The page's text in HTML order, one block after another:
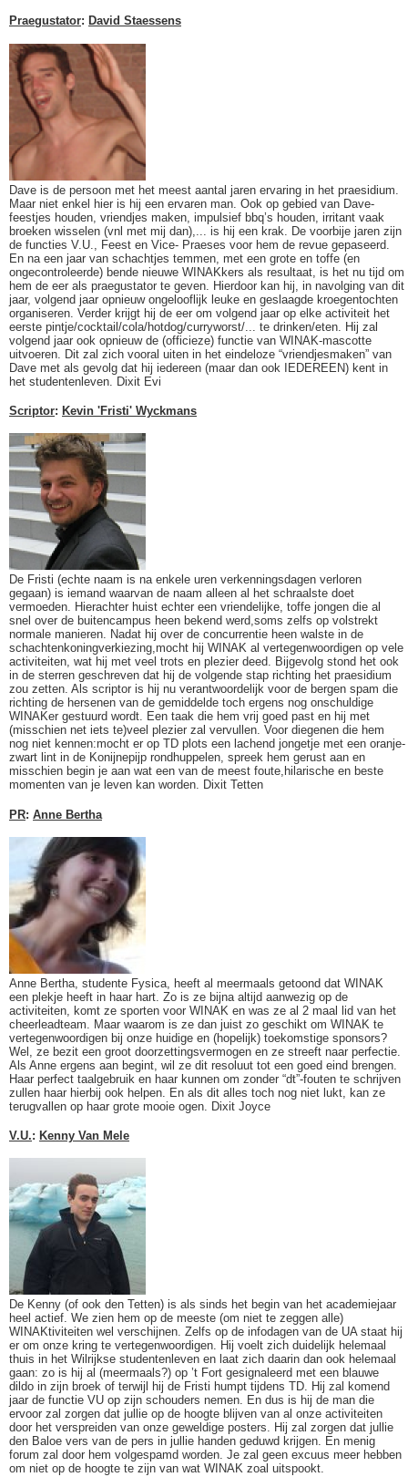
Praegustator: David Staessens
Dave is de persoon met het meest aantal jaren ervaring in het praesidium.
Maar niet enkel hier is hij een ervaren man. Ook op gebied van Dave-
feestjes houden, vriendjes maken, impulsief bbq’s houden, irritant vaak
broeken wisselen (vnl met mij dan),... is hij een krak. De voorbije jaren zijn
de functies V.U., Feest en Vice- Praeses voor hem de revue gepaseerd.
En na een jaar van schachtjes temmen, met een grote en toffe (en
ongecontroleerde) bende nieuwe WINAKkers als resultaat, is het nu tijd om
hem de eer als praegustator te geven. Hierdoor kan hij, in navolging van dit
jaar, volgend jaar opnieuw ongelooflijk leuke en geslaagde kroegentochten
organiseren. Verder krijgt hij de eer om volgend jaar op elke activiteit het
eerste pintje/cocktail/cola/hotdog/curryworst/... te drinken/eten. Hij zal
volgend jaar ook opnieuw de (officieze) functie van WINAK-mascotte
uitvoeren. Dit zal zich vooral uiten in het eindeloze “vriendjesmaken” van
Dave met als gevolg dat hij iedereen (maar dan ook IEDEREEN) kent in
het studentenleven. Dixit Evi
Scriptor: Kevin 'Fristi' Wyckmans
De Fristi (echte naam is na enkele uren verkenningsdagen verloren
gegaan) is iemand waarvan de naam alleen al het schraalste doet
vermoeden. Hierachter huist echter een vriendelijke, toffe jongen die al
snel over de buitencampus heen bekend werd,soms zelfs op volstrekt
normale manieren. Nadat hij over de concurrentie heen walste in de
schachtenkoningverkiezing,mocht hij WINAK al vertegenwoordigen op vele
activiteiten, wat hij met veel trots en plezier deed. Bijgevolg stond het ook
in de sterren geschreven dat hij de volgende stap richting het praesidium
zou zetten. Als scriptor is hij nu verantwoordelijk voor de bergen spam die
richting de hersenen van de gemiddelde toch ergens nog onschuldige
WINAKer gestuurd wordt. Een taak die hem vrij goed past en hij met
(misschien net iets te)veel plezier zal vervullen. Voor diegenen die hem
nog niet kennen:mocht er op TD plots een lachend jongetje met een oranje-
zwart lint in de Konijnepijp rondhuppelen, spreek hem gerust aan en
misschien begin je aan wat een van de meest foute,hilarische en beste
momenten van je leven kan worden. Dixit Tetten
PR: Anne Bertha
Anne Bertha, studente Fysica, heeft al meermaals getoond dat WINAK
een plekje heeft in haar hart. Zo is ze bijna altijd aanwezig op de
activiteiten, komt ze sporten voor WINAK en was ze al 2 maal lid van het
cheerleadteam. Maar waarom is ze dan juist zo geschikt om WINAK te
vertegenwoordigen bij onze huidige en (hopelijk) toekomstige sponsors?
Wel, ze bezit een groot doorzettingsvermogen en ze streeft naar perfectie.
Als Anne ergens aan begint, wil ze dit resoluut tot een goed eind brengen.
Haar perfect taalgebruik en haar kunnen om zonder “dt”-fouten te schrijven
zullen haar hierbij ook helpen. En als dit alles toch nog niet lukt, kan ze
terugvallen op haar grote mooie ogen. Dixit Joyce
V.U.: Kenny Van Mele
De Kenny (of ook den Tetten) is als sinds het begin van het academiejaar
heel actief. We zien hem op de meeste (om niet te zeggen alle)
WINAKtiviteiten wel verschijnen. Zelfs op de infodagen van de UA staat hij
er om onze kring te vertegenwoordigen. Hij voelt zich duidelijk helemaal
thuis in het Wilrijkse studentenleven en laat zich daarin dan ook helemaal
gaan: zo is hij al (meermaals?) op ’t Fort gesignaleerd met een blauwe
dildo in zijn broek of terwijl hij de Fristi humpt tijdens TD. Hij zal komend
jaar de functie VU op zijn schouders nemen. En dus is hij de man die
ervoor zal zorgen dat jullie op de hoogte blijven van al onze activiteiten
door het verspreiden van onze geweldige posters. Hij zal zorgen dat jullie
den Baloe vers van de pers in jullie handen geduwd krijgen. En menig
forum zal door hem volgespamd worden. Je zal geen excuus meer hebben
om niet op de hoogte te zijn van wat WINAK zoal uitspookt.